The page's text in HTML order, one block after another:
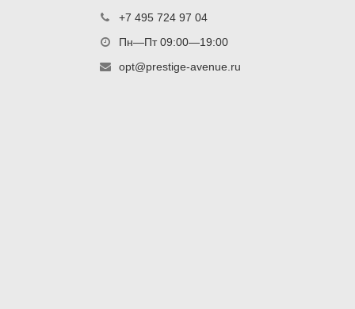
+7 495 724 97 04
Пн—Пт 09:00—19:00
opt@prestige-avenue.ru